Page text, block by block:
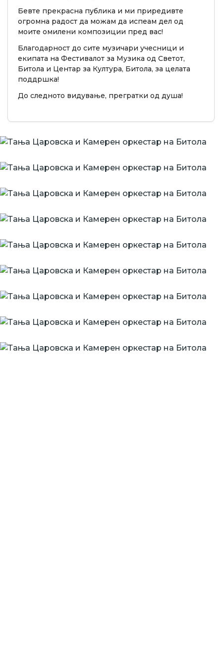
Бевте прекрасна публика и ми приредивте
огромна радост да можам да испеам дел од
моите омилени композиции пред вас!
Благодарност до сите музичари учесници и
екипата на Фестивалот за Музика од Светот,
Битола и Центар за Култура, Битола, за целата
поддршка!
До следното видување, прегратки од душа!